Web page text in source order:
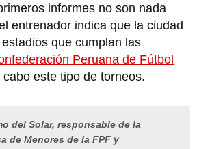
informes no son nada
entrenador indica que la ciudad
que cumplan las
Peruana de Fútbol
este tipo de torneos.
del Solar, responsable de la
de Menores de la FPF y